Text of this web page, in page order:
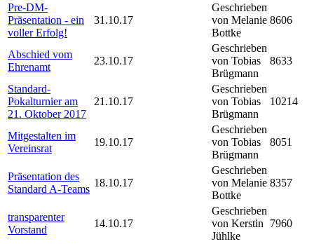
Pre-DM-
Präsentation - ein
voller Erfolg!
31.10.17
Geschrieben
von Melanie
Bottke
8606
Abschied vom
Ehrenamt
23.10.17
Geschrieben
von Tobias
Brügmann
8633
Standard-
Pokalturnier am
21. Oktober 2017
21.10.17
Geschrieben
von Tobias
Brügmann
10214
Mitgestalten im
Vereinsrat
19.10.17
Geschrieben
von Tobias
Brügmann
8051
Präsentation des
Standard A-Teams
18.10.17
Geschrieben
von Melanie
Bottke
8357
transparenter
Vorstand
14.10.17
Geschrieben
von Kerstin
Jühlke
7960